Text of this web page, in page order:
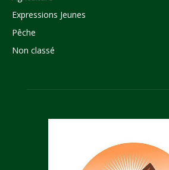
Expressions Jeunes
Pêche
Non classé